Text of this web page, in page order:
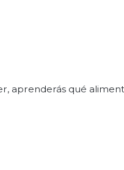
aprenderás qué